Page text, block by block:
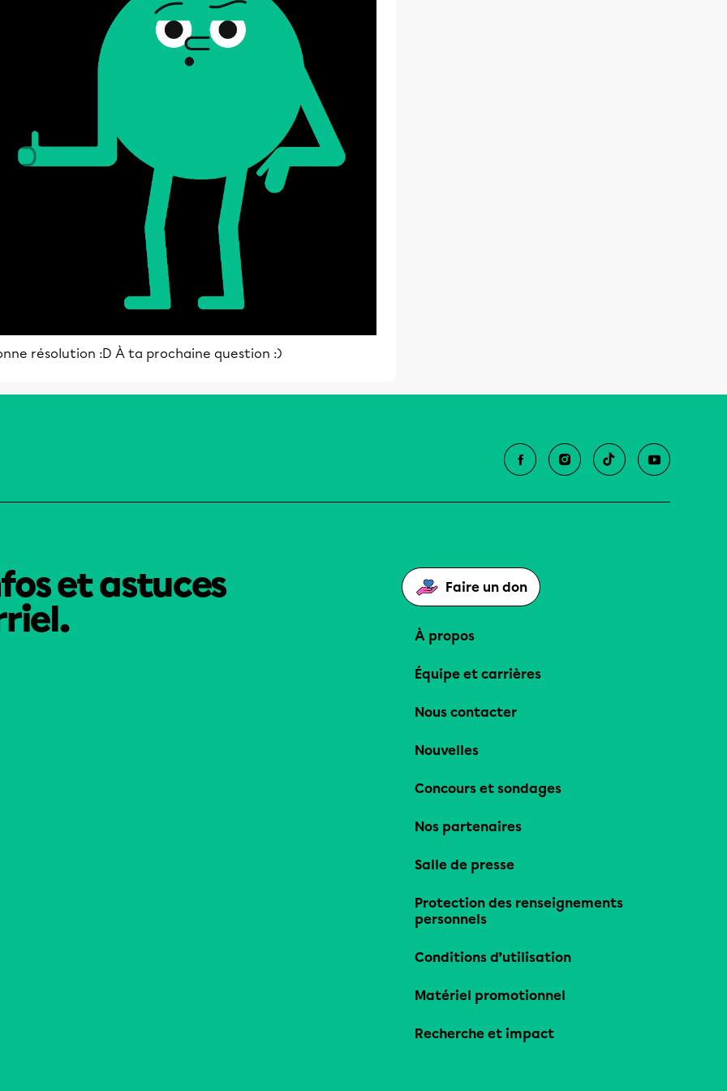
résolution :D À ta prochaine question :)
et astuces
Faire un don
À propos
Équipe et carrières
Nous contacter
Nouvelles
Concours et sondages
Nos partenaires
Salle de presse
Protection des renseignements
personnels
Conditions d’utilisation
Matériel promotionnel
Recherche et impact